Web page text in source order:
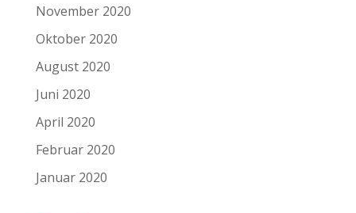
November 2020
Oktober 2020
August 2020
Juni 2020
April 2020
Februar 2020
Januar 2020